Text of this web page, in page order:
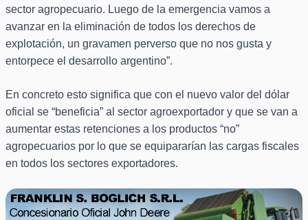
sector agropecuario. Luego de la emergencia vamos a
avanzar en la eliminación de todos los derechos de
explotación, un gravamen perverso que no nos gusta y
entorpece el desarrollo argentino”.
En concreto esto significa que con el nuevo valor del dólar
oficial se “beneficia” al sector agroexportador y que se van a
aumentar estas retenciones a los productos “no”
agropecuarios por lo que se equipararían las cargas fiscales
en todos los sectores exportadores.